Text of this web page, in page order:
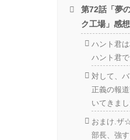
第72話「夢
ク工場」感想
ハント君
ハント君
対して、
正義の報
いてきまし
おまけ.ザ
部長、強す